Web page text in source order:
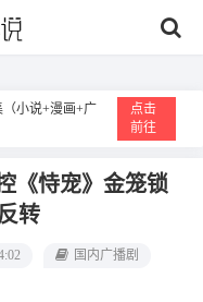
小说+漫画+广
点击
前往
《恃宠》金笼锁
转
国内广播剧